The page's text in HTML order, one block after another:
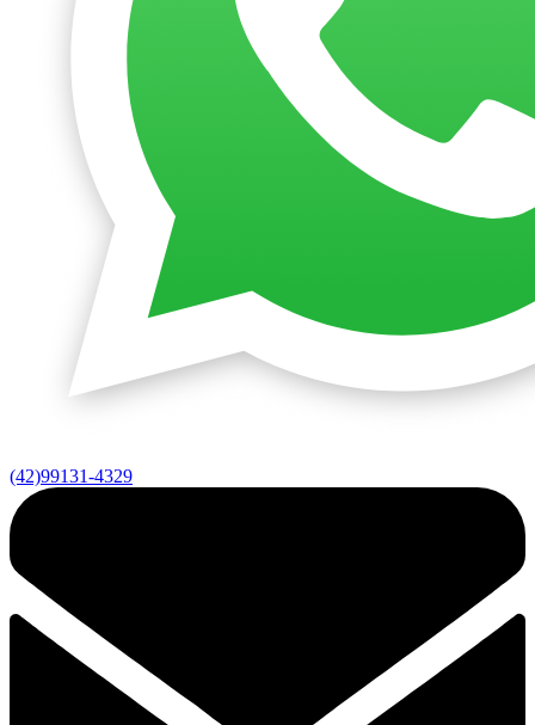
(42)99131-4329